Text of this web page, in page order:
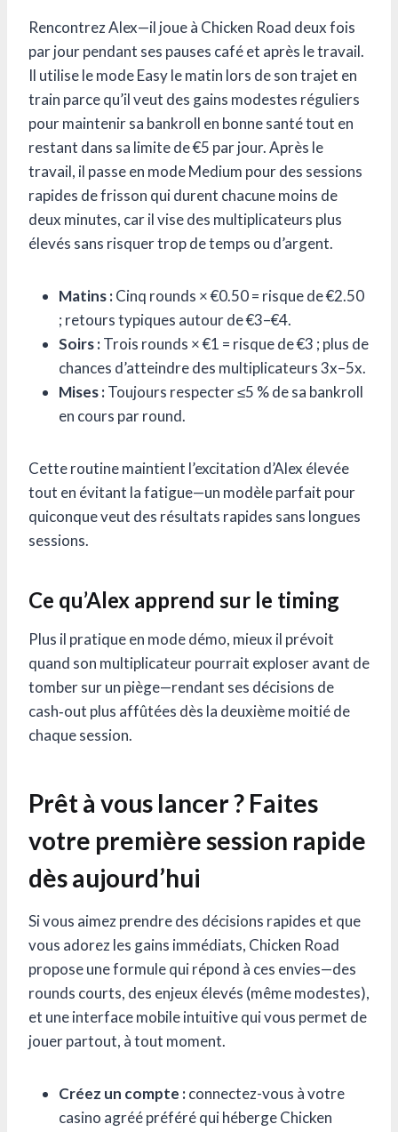
Rencontrez Alex—il joue à Chicken Road deux fois
par jour pendant ses pauses café et après le travail.
Il utilise le mode Easy le matin lors de son trajet en
train parce qu’il veut des gains modestes réguliers
pour maintenir sa bankroll en bonne santé tout en
restant dans sa limite de €5 par jour. Après le
travail, il passe en mode Medium pour des sessions
rapides de frisson qui durent chacune moins de
deux minutes, car il vise des multiplicateurs plus
élevés sans risquer trop de temps ou d’argent.
Matins :Cinq rounds × €0.50 = risque de €2.50
; retours typiques autour de €3–€4.
Soirs :Trois rounds × €1 = risque de €3 ; plus de
chances d’atteindre des multiplicateurs 3x–5x.
Mises :Toujours respecter ≤5 % de sa bankroll
en cours par round.
Cette routine maintient l’excitation d’Alex élevée
tout en évitant la fatigue—un modèle parfait pour
quiconque veut des résultats rapides sans longues
sessions.
Ce qu’Alex apprend sur le timing
Plus il pratique en mode démo, mieux il prévoit
quand son multiplicateur pourrait exploser avant de
tomber sur un piège—rendant ses décisions de
cash‑out plus affûtées dès la deuxième moitié de
chaque session.
Prêt à vous lancer ? Faites
votre première session rapide
dès aujourd’hui
Si vous aimez prendre des décisions rapides et que
vous adorez les gains immédiats, Chicken Road
propose une formule qui répond à ces envies—des
rounds courts, des enjeux élevés (même modestes),
et une interface mobile intuitive qui vous permet de
jouer partout, à tout moment.
Créez un compte :connectez-vous à votre
casino agréé préféré qui héberge Chicken